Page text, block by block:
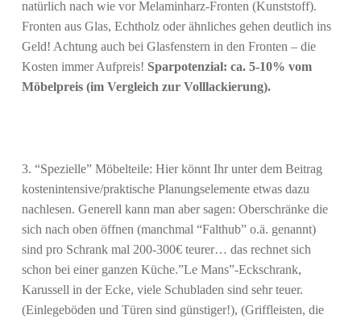
natürlich nach wie vor Melaminharz-Fronten (Kunststoff).
Fronten aus Glas, Echtholz oder ähnliches gehen deutlich ins
Geld! Achtung auch bei Glasfenstern in den Fronten – die
Kosten immer Aufpreis! Sparpotenzial: ca. 5-10% vom
Möbelpreis (im Vergleich zur Volllackierung).
3. “Spezielle” Möbelteile: Hier könnt Ihr unter dem Beitrag
kostenintensive/praktische Planungselemente etwas dazu
nachlesen. Generell kann man aber sagen: Oberschränke die
sich nach oben öffnen (manchmal “Falthub” o.ä. genannt)
sind pro Schrank mal 200-300€ teurer… das rechnet sich
schon bei einer ganzen Küche.”Le Mans”-Eckschrank,
Karussell in der Ecke, viele Schubladen sind sehr teuer.
(Einlegeböden und Türen sind günstiger!), (Griffleisten, die